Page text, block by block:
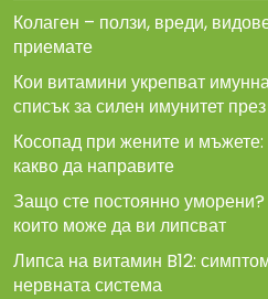
Колаген – ползи, вреди,
приемате
Кои витамини укрепват
списък за силен имунитет
Косопад при жените и
какво да направите
Защо сте постоянно
които може да ви липсват
Липса на витамин B12:
нервната система